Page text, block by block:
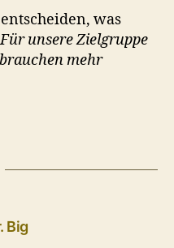
was
Für unsere Zielgruppe
mehr
Big